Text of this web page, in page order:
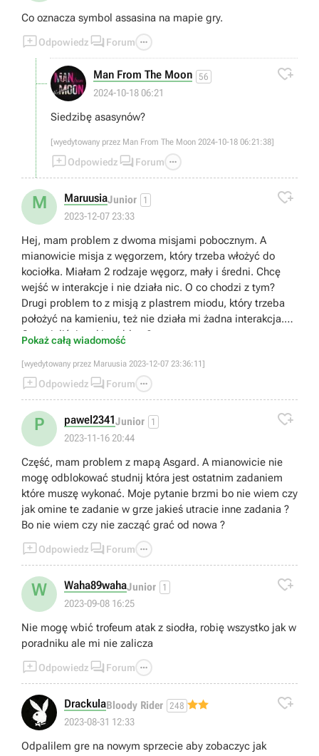
Co oznacza symbol assasina na mapie gry.
Odpowiedz  Forum 
Man From The Moon 56
2024-10-18 06:21

Siedzibę asasynów?
[wyedytowany przez Man From The Moon 2024-10-18 06:21:38]
Odpowiedz  Forum 
M MaruusiaJunior 1
2023-12-07 23:33

Hej, mam problem z dwoma misjami pobocznym. A
mianowicie misja z węgorzem, który trzeba włożyć do
kociołka. Miałam 2 rodzaje węgorz, mały i średni. Chcę
wejść w interakcje i nie działa nic. O co chodzi z tym?
Drugi problem to z misją z plastrem miodu, który trzeba
położyć na kamieniu, też nie działa mi żadna interakcja.
Czy mieliście taki problem?
Pokaż całą wiadomość
[wyedytowany przez Maruusia 2023-12-07 23:36:11]
Odpowiedz  Forum 
P pawel2341Junior 1
2023-11-16 20:44

Część, mam problem z mapą Asgard. A mianowicie nie
mogę odblokować studnij która jest ostatnim zadaniem
które muszę wykonać. Moje pytanie brzmi bo nie wiem czy
jak omine te zadanie w grze jakieś utracie inne zadania ?
Bo nie wiem czy nie zacząć grać od nowa ?
Odpowiedz  Forum 
W Waha89wahaJunior 1
2023-09-08 16:25

Nie mogę wbić trofeum atak z siodła, robię wszystko jak w
poradniku ale mi nie zalicza
Odpowiedz  Forum 
DrackulaBloody Rider 248
2023-08-31 12:33

Odpalilem gre na nowym sprzecie aby zobaczyc jak